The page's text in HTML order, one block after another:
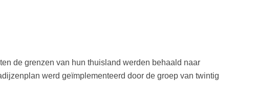
de grenzen van hun thuisland werden behaald naar
werd geïmplementeerd door de groep van twintig